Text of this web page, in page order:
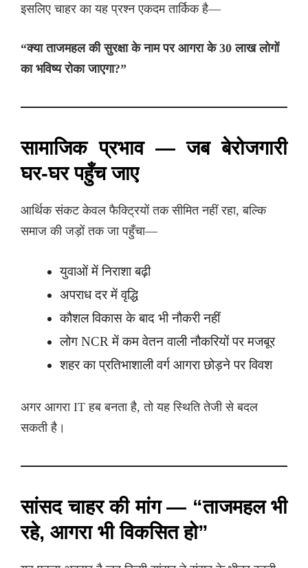
इसलिए चाहर का यह प्रश्न एकदम तार्किक है—
“क्या ताजमहल की सुरक्षा के नाम पर आगरा के 30 लाख लोगों
का भविष्य रोका जाएगा?”
सामाजिक प्रभाव — जब बेरोजगारी
घर-घर पहुँच जाए
आर्थिक संकट केवल फैक्ट्रियों तक सीमित नहीं रहा, बल्कि
समाज की जड़ों तक जा पहुँचा—
युवाओं में निराशा बढ़ी
अपराध दर में वृद्धि
कौशल विकास के बाद भी नौकरी नहीं
लोग NCR में कम वेतन वाली नौकरियों पर मजबूर
शहर का प्रतिभाशाली वर्ग आगरा छोड़ने पर विवश
अगर आगरा IT हब बनता है, तो यह स्थिति तेजी से बदल
सकती है।
सांसद चाहर की मांग — “ताजमहल भी
रहे, आगरा भी विकसित हो”